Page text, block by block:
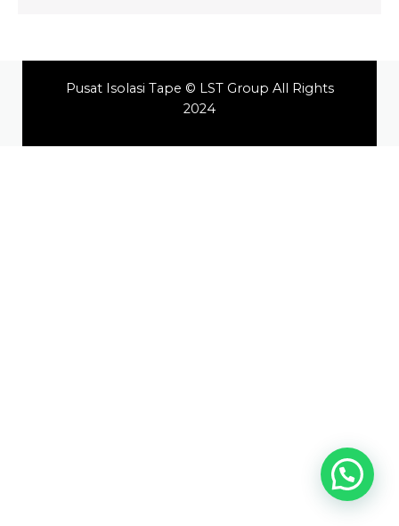
Pusat Isolasi Tape © LST Group All Rights
2024